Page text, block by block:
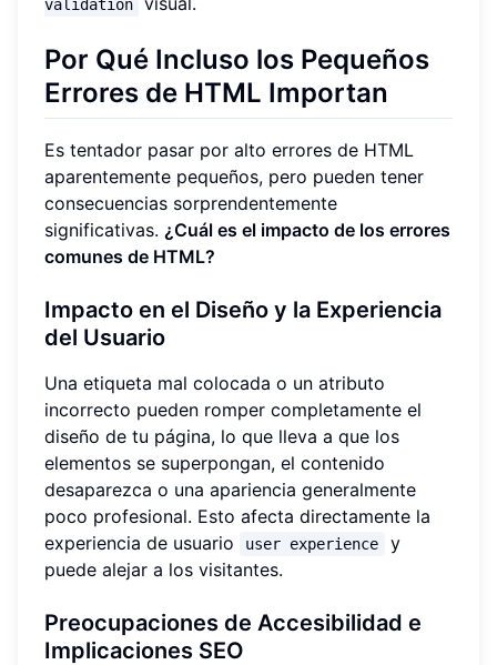
validation
Por Qué Incluso los Pequeños
Errores de HTML Importan
Es tentador pasar por alto errores de HTML
aparentemente pequeños, pero pueden tener
consecuencias sorprendentemente
significativas. ¿Cuál es el impacto de los errores
comunes de HTML?
Impacto en el Diseño y la Experiencia
del Usuario
Una etiqueta mal colocada o un atributo
incorrecto pueden romper completamente el
diseño de tu página, lo que lleva a que los
elementos se superpongan, el contenido
desaparezca o una apariencia generalmente
poco profesional. Esto afecta directamente la
experiencia de usuario
user experience
y
puede alejar a los visitantes.
Preocupaciones de Accesibilidad e
Implicaciones SEO